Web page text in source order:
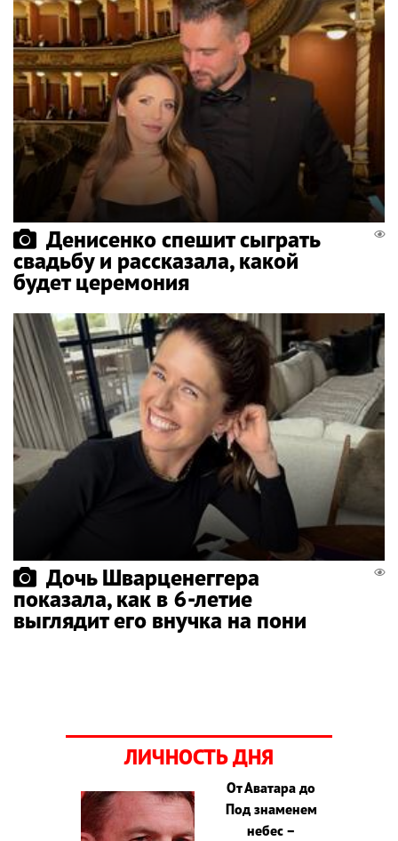
Денисенко спешит сыграть
свадьбу и рассказала, какой
будет церемония
Дочь Шварценеггера
показала, как в 6-летие
выглядит его внучка на пони
ЛИЧНОСТЬ ДНЯ
От Аватара до
Под знаменем
небес –